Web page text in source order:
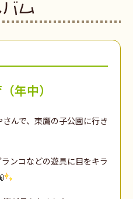
バム
年中）
んで、東鷹の子公園に行き
ンコなどの遊具に目をキラ